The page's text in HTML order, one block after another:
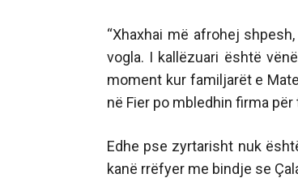
“Xhaxhai më afrohej
vogla. I kallëzuari është
moment kur familjarët e
në Fier po mbledhin firma
Edhe pse zyrtarisht nuk
kanë rrëfyer me bindje se